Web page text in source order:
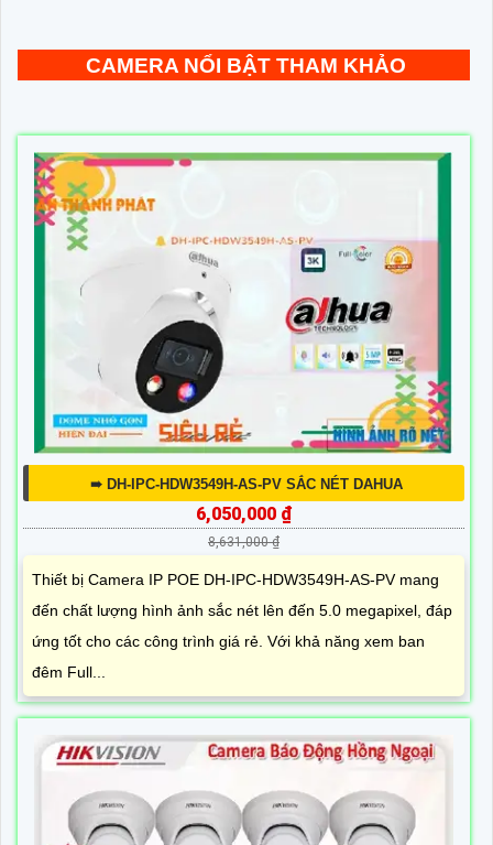
CAMERA NỔI BẬT THAM KHẢO
➠ DH-IPC-HDW3549H-AS-PV SẮC NÉT DAHUA
6,050,000 ₫
8,631,000 ₫
Thiết bị Camera IP POE DH-IPC-HDW3549H-AS-PV mang
đến chất lượng hình ảnh sắc nét lên đến 5.0 megapixel, đáp
ứng tốt cho các công trình giá rẻ. Với khả năng xem ban
đêm Full...